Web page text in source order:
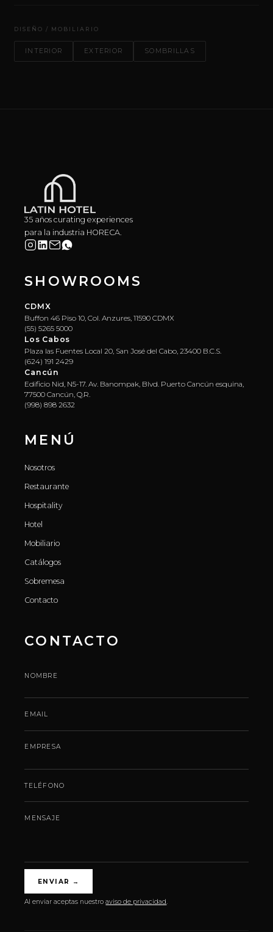
DISEÑO / MOBILIARIO
INTERIOR EXTERIOR SOMBRILLAS
35 años curating experiences
para la industria HORECA.
SHOWROOMS
CDMX
Buffon 46 Piso 10, Col. Anzures, 11590 CDMX
(55) 5265 5000
Los Cabos
Plaza las Fuentes Local 20, San José del Cabo, 23400 B.C.S.
(624) 191 2429
Cancún
Edificio Nid, N5-17. Av. Banompak, Blvd. Puerto Cancún esquina,
77500 Cancún, Q.R.
(998) 898 2632
MENÚ
Nosotros
Restaurante
Hospitality
Hotel
Mobiliario
Catálogos
Sobremesa
Contacto
CONTACTO
NOMBRE
EMAIL
EMPRESA
TELÉFONO
MENSAJE
ENVIAR →
Al enviar aceptas nuestroaviso de privacidad.